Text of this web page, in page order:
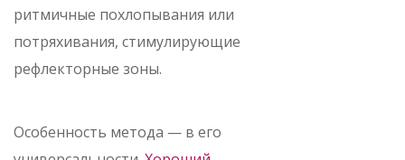
ритмичные похлопывания или
потряхивания, стимулирующие
рефлекторные зоны.
Особенность метода — в его